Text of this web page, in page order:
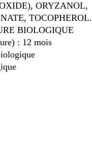
ORYZANOL,
TOCOPHEROL.
BIOLOGIQUE
: 12 mois